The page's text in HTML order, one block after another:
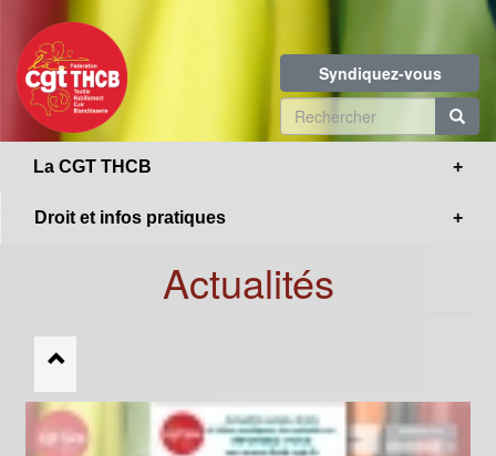
contenu
principal
Syndiquez-vous
Formulaire
de
La CGT THCB
Droit et infos pratiques
Actualités